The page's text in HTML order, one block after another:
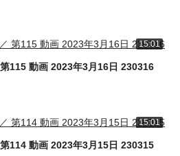
15:01
115 動画 2023年3月16日 230316
15:01
114 動画 2023年3月15日 230315